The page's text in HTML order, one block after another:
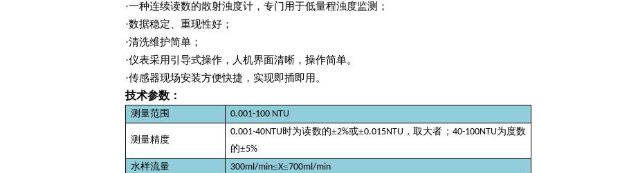
·一种连续读数的散射浊度计，专门用于低量程浊度监测；
·数据稳定、重现性好；
·清洗维护简单；
·仪表采用引导式操作，人机界面清晰，操作简单。
·传感器现场安装方便快捷，实现即插即用。
技术参数：
测量范围 0.001-100 NTU
测量精度
0.001-40NTU时为读数的±2%或±0.015NTU ，取大者； 40-100NTU为度数
的±5%
水样流量
300ml/min≤X≤700ml/min